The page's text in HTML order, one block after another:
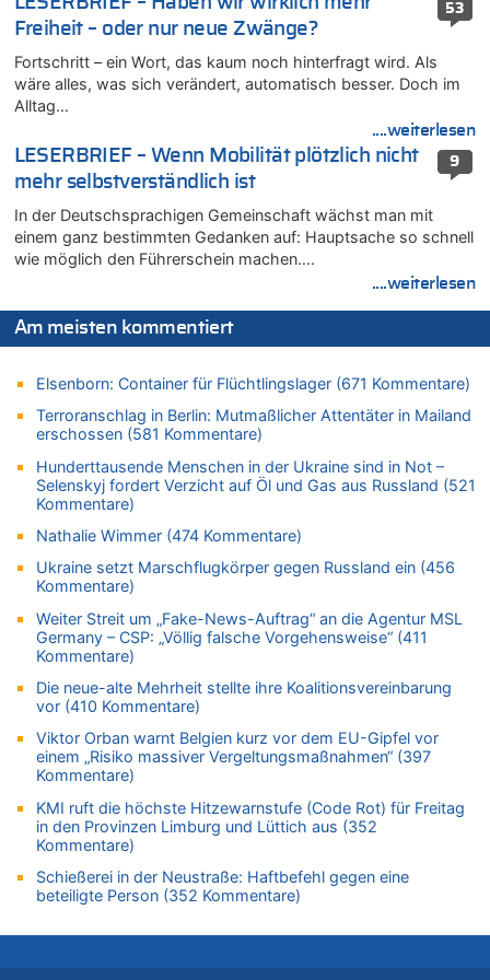
Mehrere Menschen in Londons City niedergestochen
05.08.2026 - 21:15 von Joseph Meyer zu
Wasserstand des Rheins in NRW so niedrig wie noch nie
05.08.2026 - 21:10 von Ahja zu
Wasserstand des Rheins in NRW so niedrig wie noch nie
05.08.2026 - 21:05 von Oberstes Kommentargremium zu
Wie kam es zur Ceuta-Krise?
Aachen ab 11. August wieder Mekka des Pferdesports –
Belgien setzt bei Reit-WM auf starke Springreiter
05.08.2026 - 20:38 von Willi Müller zu
05.08.2026 - 20:36 von Islam Experte zu
Mehrere Menschen in Londons City niedergestochen
05.08.2026 - 20:21 von Dax zu
05.08.2026 - 20:19 von Dax zu
05.08.2026 - 20:11 von Analise zu
Mehrere Menschen in Londons City niedergestochen
05.08.2026 - 19:57 von michlaustderaffe zu
Zweite Hitzewelle in diesem Sommer ist jetzt amtlich
05.08.2026 - 19:50 von Pferd und Wagen zu
Aachen ab 11. August wieder Mekka des Pferdesports –
Belgien setzt bei Reit-WM auf starke Springreiter
05.08.2026 - 19:40 von Mungo zu
Es gibt mmer mehr Fälle von Fahrerflucht in Belgien –
Fußgänger und Radfahrer sind die häufigsten Opfer
05.08.2026 - 19:34 von Mungo zu
Warum die Waldbrände in Frankreich und Spanien Rekorde
brechen [Fragen & Antworten]
05.08.2026 - 19:21 von Hugo Egon Bernhard von Sinnen zu
Mehrere Menschen in Londons City niedergestochen
05.08.2026 - 19:17 von Pierre zu
Mehrere Menschen in Londons City niedergestochen
Zweite Hitzewelle in diesem Sommer ist jetzt amtlich
53
Freiheit – oder nur neue Zwänge?
Fortschritt – ein Wort, das kaum noch hinterfragt wird. Als
wäre alles, was sich verändert, automatisch besser. Doch im
Alltag…
....weiterlesen
9
LESERBRIEF – Wenn Mobilität plötzlich nicht
mehr selbstverständlich ist
In der Deutschsprachigen Gemeinschaft wächst man mit
einem ganz bestimmten Gedanken auf: Hauptsache so schnell
wie möglich den Führerschein machen….
....weiterlesen
Am meisten kommentiert
Elsenborn: Container für Flüchtlingslager (671 Kommentare)
Terroranschlag in Berlin: Mutmaßlicher Attentäter in Mailand
erschossen (581 Kommentare)
Hunderttausende Menschen in der Ukraine sind in Not –
Selenskyj fordert Verzicht auf Öl und Gas aus Russland (521
Kommentare)
Nathalie Wimmer (474 Kommentare)
Ukraine setzt Marschflugkörper gegen Russland ein (456
Kommentare)
Weiter Streit um „Fake-News-Auftrag“ an die Agentur MSL
Germany – CSP: „Völlig falsche Vorgehensweise“ (411
Kommentare)
Die neue-alte Mehrheit stellte ihre Koalitionsvereinbarung
vor (410 Kommentare)
Viktor Orban warnt Belgien kurz vor dem EU-Gipfel vor
einem „Risiko massiver Vergeltungsmaßnahmen“ (397
Kommentare)
KMI ruft die höchste Hitzewarnstufe (Code Rot) für Freitag
in den Provinzen Limburg und Lüttich aus (352
Kommentare)
Schießerei in der Neustraße: Haftbefehl gegen eine
beteiligte Person (352 Kommentare)